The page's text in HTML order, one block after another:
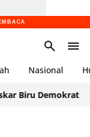
Nasional
Banten